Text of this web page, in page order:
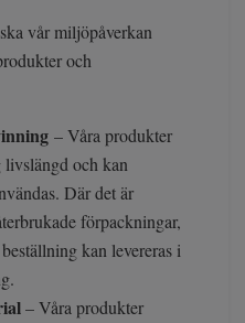
vår miljöpåverkan
och
– Våra produkter
livslängd och kan
Där det är
förpackningar,
kan levereras i
– Våra produkter